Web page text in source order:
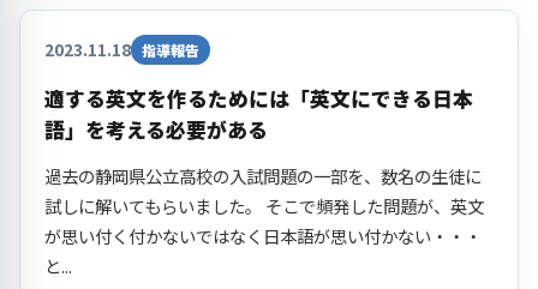
2023.11.18 指導報告
適する英文を作るためには「英文にできる日本
語」を考える必要がある
過去の静岡県公立高校の入試問題の一部を、数名の生徒に
試しに解いてもらいました。 そこで頻発した問題が、英文
が思い付く付かないではなく日本語が思い付かない・・・
と...